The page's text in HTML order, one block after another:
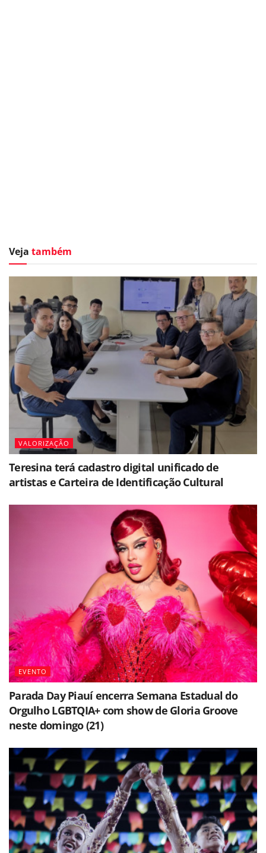
Veja também
VALORIZAÇÃO
Teresina terá cadastro digital unificado de
artistas e Carteira de Identificação Cultural
EVENTO
Parada Day Piauí encerra Semana Estadual do
Orgulho LGBTQIA+ com show de Gloria Groove
neste domingo (21)